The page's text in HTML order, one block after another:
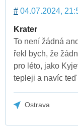
# 04.07.2024,
Krater
To není žádná
řekl bych, že
pro léto, jako
tepleji a navíc
Ostrava